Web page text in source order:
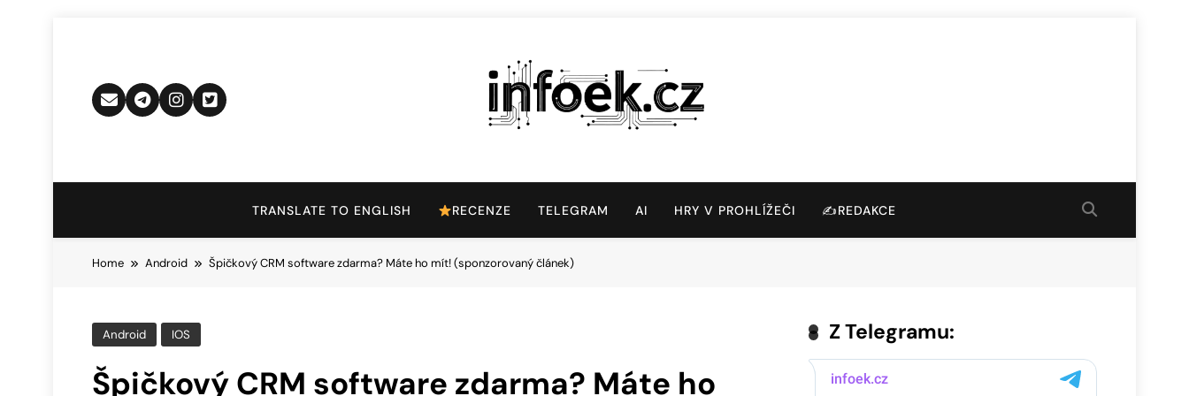
Infoek.cz
TRANSLATE TO ENGLISH RECENZE TELEGRAM AI HRY V PROHLÍŽEČI ✍️REDAKCE
Home Android Špičkový CRM software zdarma? Máte ho mít! (sponzorovaný článek)
Android IOS
Špičkový CRM software zdarma? Máte ho
Z Telegramu: